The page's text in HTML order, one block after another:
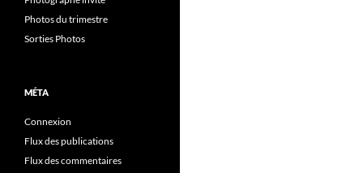
Photos du trimestre
Sorties Photos
MÉTA
Connexion
Flux des publications
Flux des commentaires